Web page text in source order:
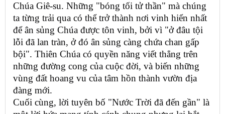
Chúa Giê-su. Những "bóng tối tử thần" mà chúng
ta từng trải qua có thể trở thành nơi vinh hiển nhất
để ân sủng Chúa được tôn vinh, bởi vì "ở đâu tội
lỗi đã lan tràn, ở đó ân sủng càng chứa chan gấp
bội". Thiên Chúa có quyền năng viết thẳng trên
những đường cong của cuộc đời, và biến những
vùng đất hoang vu của tâm hồn thành vườn địa
đàng mới.
Cuối cùng, lời tuyên bố "Nước Trời đã đến gần" là